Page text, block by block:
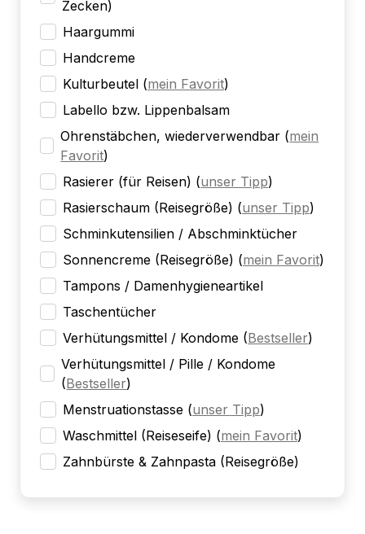
Zecken)
Haargummi
Handcreme
Kulturbeutel (mein Favorit)
Labello bzw. Lippenbalsam
Ohrenstäbchen, wiederverwendbar (mein
Favorit)
Rasierer (für Reisen) (unser Tipp)
Rasierschaum (Reisegröße) (unser Tipp)
Schminkutensilien / Abschminktücher
Sonnencreme (Reisegröße) (mein Favorit)
Tampons / Damenhygieneartikel
Taschentücher
Verhütungsmittel / Kondome (Bestseller)
Verhütungsmittel / Pille / Kondome
(Bestseller)
Menstruationstasse (unser Tipp)
Waschmittel (Reiseseife) (mein Favorit)
Zahnbürste & Zahnpasta (Reisegröße)